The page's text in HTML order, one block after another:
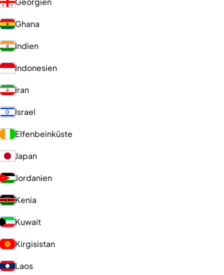
Ghana
Indien
Indonesien
Iran
Israel
Elfenbeinküste
Japan
Jordanien
Kenia
Kuwait
Kirgisistan
Laos